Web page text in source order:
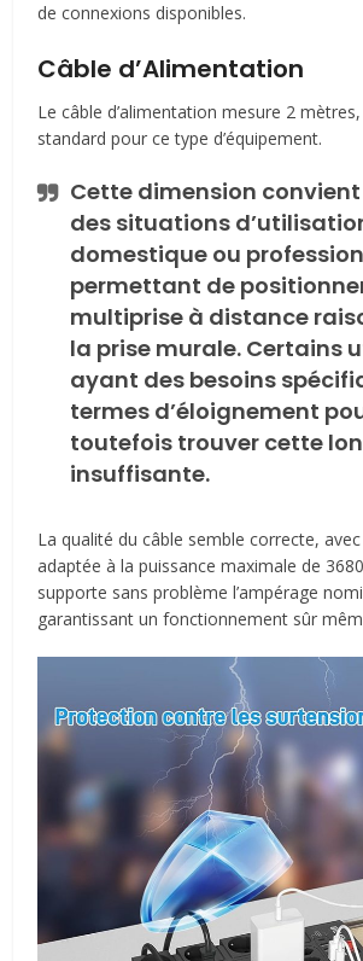
de connexions disponibles.
Câble d’Alimentation
Le câble d’alimentation mesure 2
standard pour ce type d’équipement.
Cette dimension
des situations
domestique ou
permettant de
multiprise à distance
la prise murale. Certains
ayant des besoins
termes d’éloignement
toutefois trouver cette
insuffisante.
La qualité du câble semble correcte,
adaptée à la puissance maximale de
supporte sans problème l’ampérage
garantissant un fonctionnement sûr